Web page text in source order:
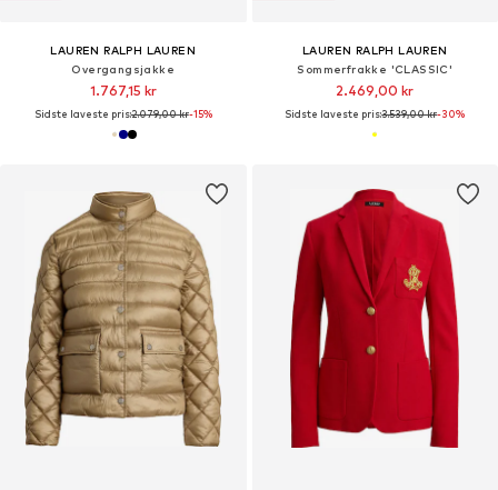
LAUREN RALPH LAUREN
Overgangsjakke
1.767,15 kr
Sidste laveste pris:2.079,00 kr-15%
LAUREN RALPH LAUREN
Sommerfrakke 'CLASSIC'
2.469,00 kr
Sidste laveste pris:3.539,00 kr-30%